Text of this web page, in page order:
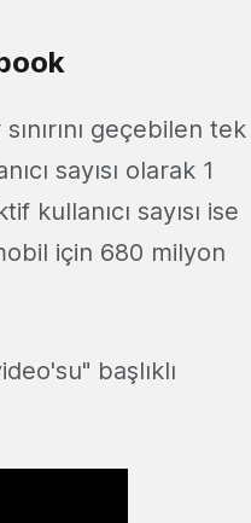
geçebilen tek
sayısı olarak 1
kullanıcı sayısı ise
için 680 milyon
başlıklı